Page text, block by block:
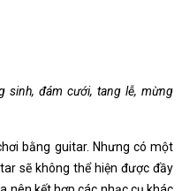
sinh, đám cưới, tang lễ, mừng
bằng guitar. Nhưng có một
sẽ không thể hiện được đầy